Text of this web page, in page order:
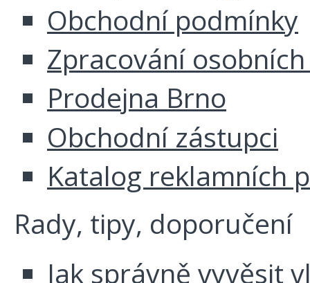
Obchodní podmínky
Zpracování
Prodejna Brno
Obchodní zástupci
Katalog reklamních
Rady, tipy, doporučení
Jak správně vyvěsit